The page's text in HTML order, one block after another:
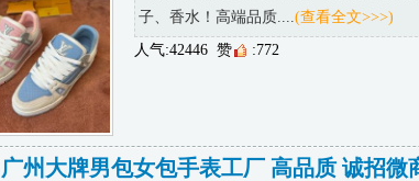
子、香水！高端品质.... (查看全文>>>)
人气:42446 赞 :772
广州大牌男包女包手表工厂 高品质 诚招微